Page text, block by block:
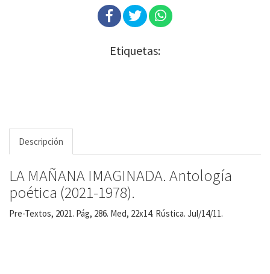
Etiquetas:
Descripción
LA MAÑANA IMAGINADA. Antología
poética (2021-1978).
Pre-Textos, 2021. Pág, 286. Med, 22x14. Rústica. Jul/14/11.